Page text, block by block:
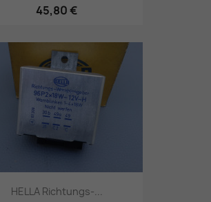
45,80 €
HELLA Richtungs-...